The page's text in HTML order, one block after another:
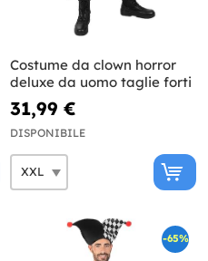
Costume da clown horror
deluxe da uomo taglie forti
31,99 €
DISPONIBILE
-65%